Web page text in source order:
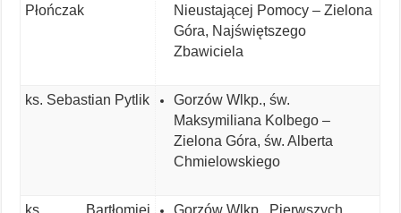
Płończak
Nieustającej Pomocy – Zielona
Góra, Najświętszego
Zbawiciela
ks. Sebastian Pytlik
Gorzów Wlkp., św.
Maksymiliana Kolbego –
Zielona Góra, św. Alberta
Chmielowskiego
ks. Bartłomiej
Gorzów Wlkp., Pierwszych